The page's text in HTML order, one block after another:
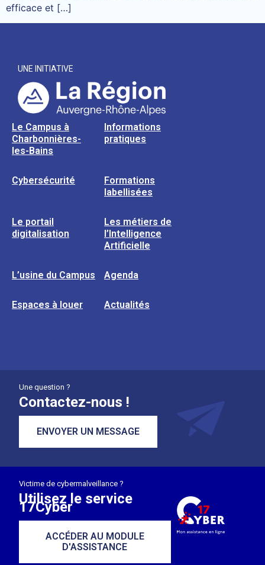
efficace et […]
UNE INITIATIVE
Le Campus à
Charbonnières-
les-Bains
Informations
pratiques
Cybersécurité
Formations
labellisées
Le portail
digitalisation
Les métiers de
l’Intelligence
Artificielle
L’usine du Campus Agenda
Espaces à louer Actualités
Une question ?
Contactez-nous !
ENVOYER UN MESSAGE
Victime de cybermalveillance ?
Utilisez le service
17Cyber
ACCÉDER AU MODULE
D'ASSISTANCE